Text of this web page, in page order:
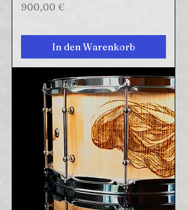
Preis
900,00 €
In den Warenkorb